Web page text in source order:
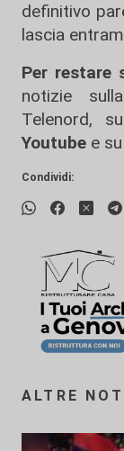
definitivo
lascia
Per restare
notizie
Telenord, su
Youtube e su
Condividi:
ALTRE